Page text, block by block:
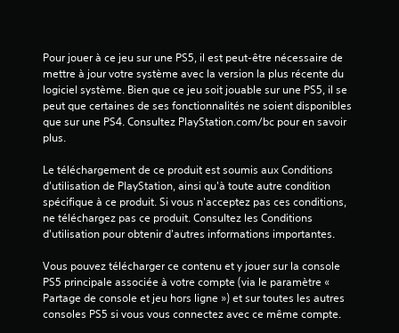
e
z
j
o
u
a
u
j
e
u
t
n
a
v
o
m
e
n
t
r
a
n
t
l
g
a
m
e
Pour jouer à ce jeu sur une PS5, il est peut-être nécessaire de
mettre à jour votre système avec la version la plus récente du
logiciel système. Bien que ce jeu soit jouable sur une PS5, il se
peut que certaines de ses fonctionnalités ne soient disponibles
que sur une PS4. Consultez PlayStation.com/bc pour en savoir
plus.
Le téléchargement de ce produit est soumis aux Conditions
d'utilisation de PlayStation, ainsi qu'à toute autre condition
spécifique à ce produit. Si vous n'acceptez pas ces conditions,
ne téléchargez pas ce produit. Consultez les Conditions
d'utilisation pour obtenir d'autres informations importantes.
Vous pouvez télécharger ce contenu et y jouer sur la console
PS5 principale associée à votre compte (via le paramètre «
Partage de console et jeu hors ligne ») et sur toutes les autres
consoles PS5 si vous vous connectez avec ce même compte.